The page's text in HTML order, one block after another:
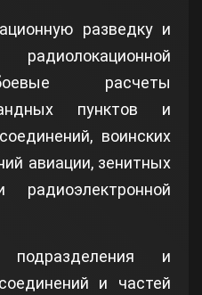
разведку и
расчеты
пунктов и
воинских
авиации, зенитных
и
и частей